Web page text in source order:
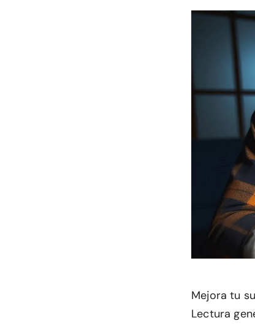
Mejora tu
Lectura